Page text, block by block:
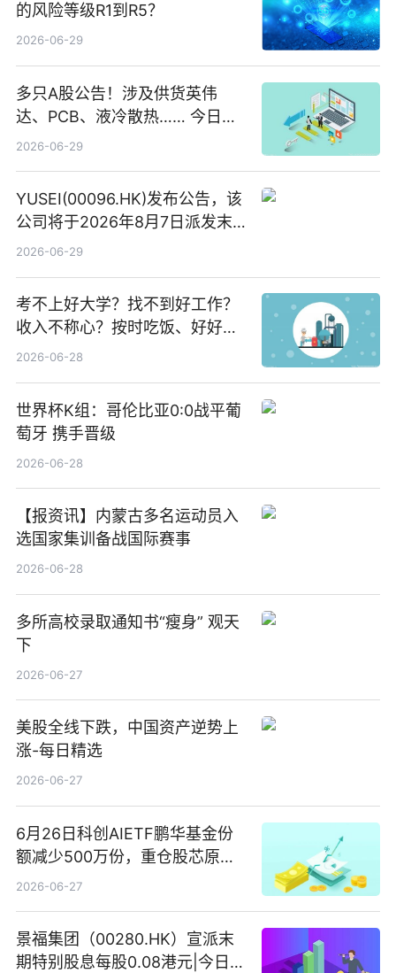
的风险等级R1到R5？
2026-06-29
多只A股公告！涉及供货英伟
达、PCB、液冷散热…… 今日快
讯
2026-06-29
YUSEI(00096.HK)发布公告，该
公司将于2026年8月7日派发末
期股息每股人民币0.013元 每日
2026-06-29
考不上好大学？找不到好工作？
收入不称心？按时吃饭、好好睡
觉
2026-06-28
世界杯K组：哥伦比亚0:0战平葡
萄牙 携手晋级
2026-06-28
【报资讯】内蒙古多名运动员入
选国家集训备战国际赛事
2026-06-28
多所高校录取通知书“瘦身” 观天
下
2026-06-27
美股全线下跌，中国资产逆势上
涨-每日精选
2026-06-27
6月26日科创AIETF鹏华基金份
额减少500万份，重仓股芯原股
份、寒武纪、澜起科技 观速讯
2026-06-27
景福集团（00280.HK）宣派末
期特别股息每股0.08港元|今日快